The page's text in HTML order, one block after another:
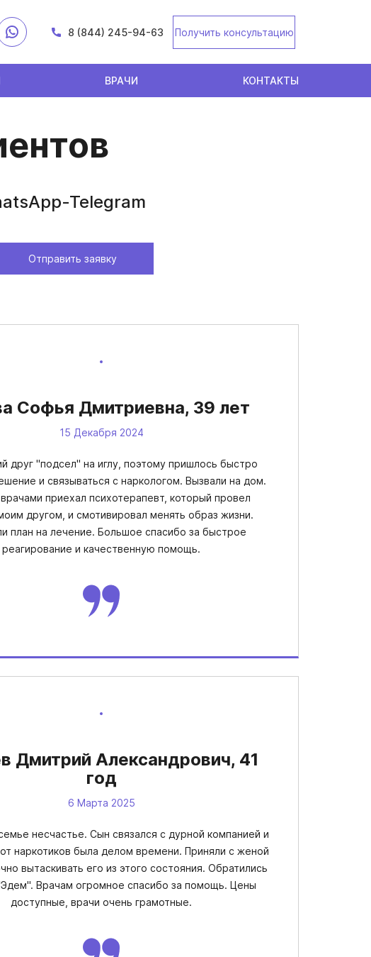
8 (844) 245-94-63 Получить консультацию
ВРАЧИ КОНТАКТЫ
Telegram
Отправить заявку
Софья Дмитриевна, 39 лет
15 Декабря 2024
друг "подсел" на иглу, поэтому пришлось быстро
и связываться с наркологом. Вызвали на дом.
приехал психотерапевт, который провел
другом, и смотивировал менять образ жизни.
план на лечение. Большое спасибо за быстрое
реагирование и качественную помощь.
Дмитрий Александрович, 41
год
6 Марта 2025
несчастье. Сын связался с дурной компанией и
наркотиков была делом времени. Приняли с женой
вытаскивать его из этого состояния. Обратились
Врачам огромное спасибо за помощь. Цены
доступные, врачи очень грамотные.